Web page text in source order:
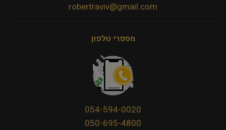
robertraviv@gmail.com
מספרי טלפון
054-594-0020
050-695-4800